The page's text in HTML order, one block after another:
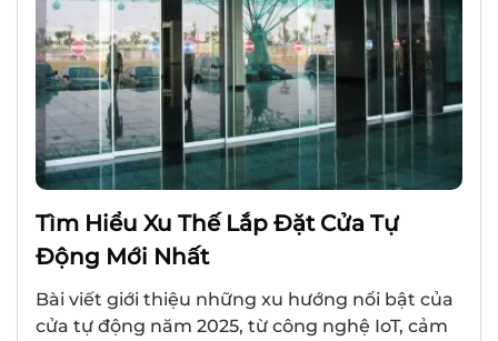
Tìm Hiểu Xu Thế Lắp Đặt Cửa Tự
Động Mới Nhất
Bài viết giới thiệu những xu hướng nổi bật của
cửa tự động năm 2025, từ công nghệ IoT, cảm